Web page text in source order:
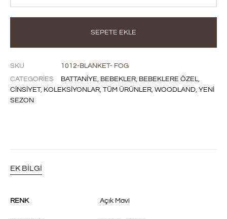
SEPETE EKLE
SKU
1012-BLANKET- FOG
CATEGORIES
BATTANIYE, BEBEKLER, BEBEKLERE ÖZEL,
CINSIYET, KOLEKSIYONLAR, TÜM ÜRÜNLER, WOODLAND, YENI
SEZON
EK BILGI
RENK Açık Mavi